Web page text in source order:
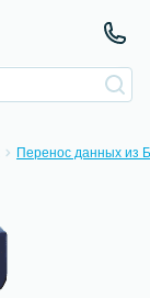
Перенос данных из